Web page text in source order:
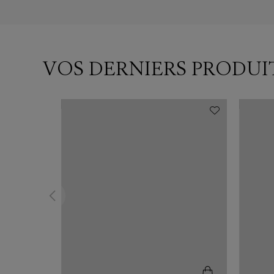
VOS DERNIERS